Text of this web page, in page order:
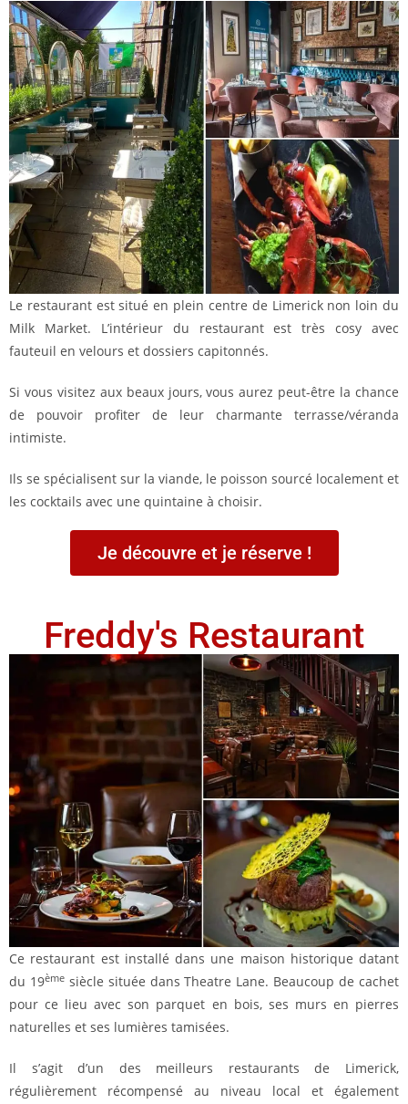
Le restaurant est situé en plein centre de Limerick non loin du
Milk Market. L’intérieur du restaurant est très cosy avec
fauteuil en velours et dossiers capitonnés.
Si vous visitez aux beaux jours, vous aurez peut-être la chance
de pouvoir profiter de leur charmante terrasse/véranda
intimiste.
Ils se spécialisent sur la viande, le poisson sourcé localement et
les cocktails avec une quintaine à choisir.
Je découvre et je réserve !
Freddy's Restaurant
Ce restaurant est installé dans une maison historique datant
du 19èmesiècle située dans Theatre Lane. Beaucoup de cachet
pour ce lieu avec son parquet en bois, ses murs en pierres
naturelles et ses lumières tamisées.
Il s’agit d’un des meilleurs restaurants de Limerick,
régulièrement récompensé au niveau local et également